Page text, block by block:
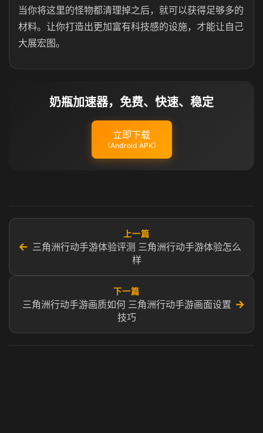
当你将这里的怪物都清理掉之后，就可以获得足够多的
材料。让你打造出更加富有科技感的设施，才能让自己
大展宏图。
奶瓶加速器，免费、快速、稳定
立即下载
（Android APK）
←
上一篇
三角洲行动手游体验评测 三角洲行动手游体验怎么
样
下一篇
三角洲行动手游画质如何 三角洲行动手游画面设置
技巧
→